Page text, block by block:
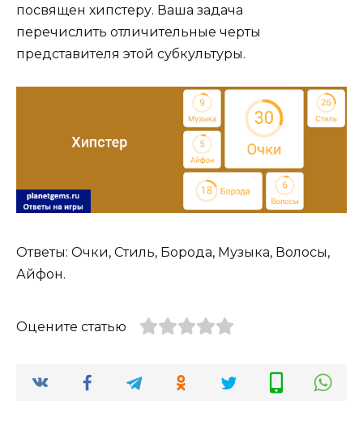
посвящен хипстеру. Ваша задача
перечислить отличительные черты
представителя этой субкультуры.
Ответы: Очки, Стиль, Борода, Музыка, Волосы,
Айфон.
Оцените статью